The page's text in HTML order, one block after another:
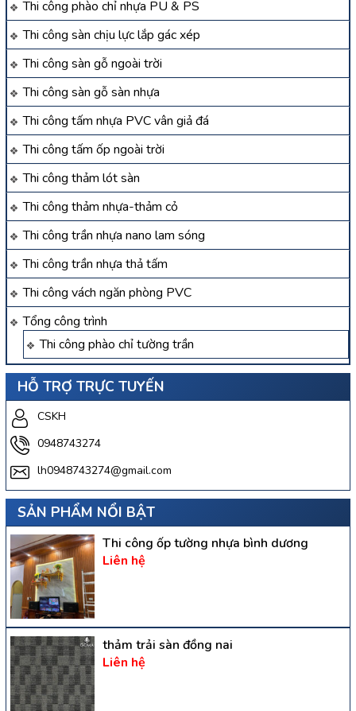
Thi công phào chỉ nhựa PU & PS
Thi công sàn chịu lực lắp gác xép
Thi công sàn gỗ ngoài trời
Thi công sàn gỗ sàn nhựa
Thi công tấm nhựa PVC vân giả đá
Thi công tấm ốp ngoài trời
Thi công thảm lót sàn
Thi công thảm nhựa-thảm cỏ
Thi công trần nhựa nano lam sóng
Thi công trần nhựa thả tấm
Thi công vách ngăn phòng PVC
Tổng công trình
Thi công phào chỉ tường trần
HỖ TRỢ TRỰC TUYẾN
CSKH
0948743274
lh0948743274@gmail.com
SẢN PHẨM NỔI BẬT
Thi công ốp tường nhựa bình dương
Liên hệ
thảm trải sàn đồng nai
Liên hệ